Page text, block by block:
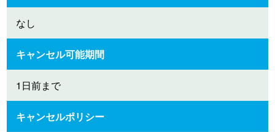
なし
キャンセル可能期間
1日前まで
キャンセルポリシー